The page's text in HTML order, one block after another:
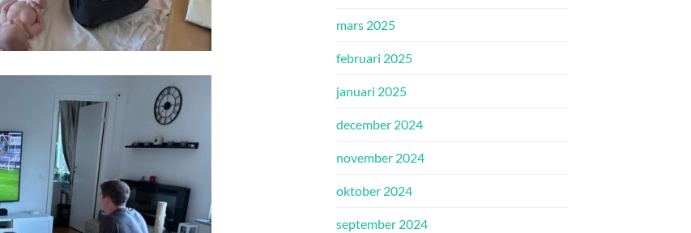
mars 2025
februari 2025
januari 2025
december 2024
november 2024
oktober 2024
september 2024